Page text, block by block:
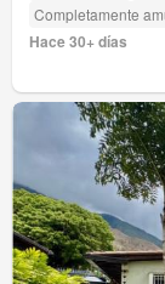
Completamente
Hace 30+ días